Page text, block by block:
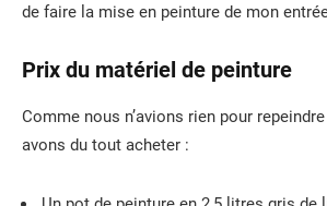
de faire la mise en peinture de mon
Prix du matériel de peinture
Comme nous n’avions rien pour
avons du tout acheter :